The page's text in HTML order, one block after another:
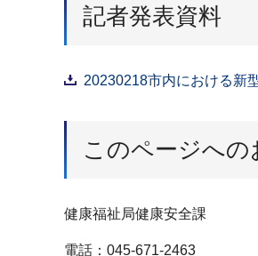
記者発表資料
20230218市内における新
このページへの
健康福祉局健康安全課
電話：045-671-2463